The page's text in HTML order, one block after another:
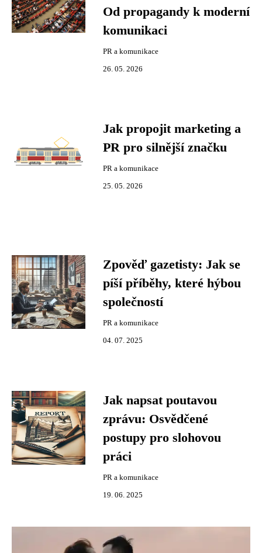
Od propagandy k moderní
komunikaci
PR a komunikace
26. 05. 2026
Jak propojit marketing a
PR pro silnější značku
PR a komunikace
25. 05. 2026
Zpověď gazetisty: Jak se
píší příběhy, které hýbou
společností
PR a komunikace
04. 07. 2025
Jak napsat poutavou
zprávu: Osvědčené
postupy pro slohovou
práci
PR a komunikace
19. 06. 2025